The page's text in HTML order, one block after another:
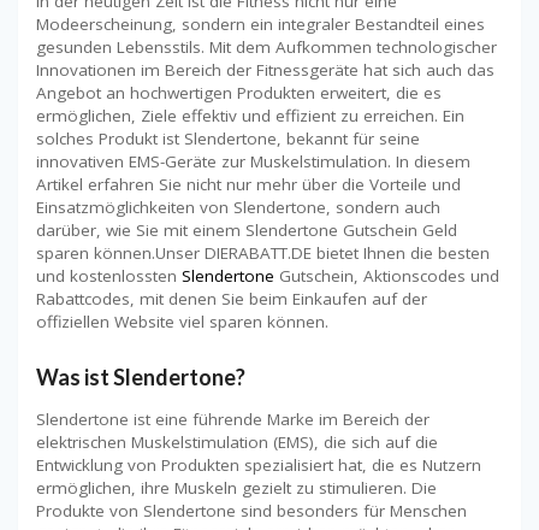
Modeerscheinung, sondern ein integraler Bestandteil eines
gesunden Lebensstils. Mit dem Aufkommen technologischer
Innovationen im Bereich der Fitnessgeräte hat sich auch das
Angebot an hochwertigen Produkten erweitert, die es
ermöglichen, Ziele effektiv und effizient zu erreichen. Ein
solches Produkt ist Slendertone, bekannt für seine
innovativen EMS-Geräte zur Muskelstimulation. In diesem
Artikel erfahren Sie nicht nur mehr über die Vorteile und
Einsatzmöglichkeiten von Slendertone, sondern auch
darüber, wie Sie mit einem Slendertone Gutschein Geld
sparen können.Unser DIERABATT.DE bietet Ihnen die besten
und kostenlossten Slendertone Gutschein, Aktionscodes und
Rabattcodes, mit denen Sie beim Einkaufen auf der
offiziellen Website viel sparen können.
Was ist Slendertone?
Slendertone ist eine führende Marke im Bereich der
elektrischen Muskelstimulation (EMS), die sich auf die
Entwicklung von Produkten spezialisiert hat, die es Nutzern
ermöglichen, ihre Muskeln gezielt zu stimulieren. Die
Produkte von Slendertone sind besonders für Menschen